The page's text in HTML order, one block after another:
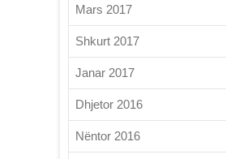
Mars 2017
Shkurt 2017
Janar 2017
Dhjetor 2016
Nëntor 2016